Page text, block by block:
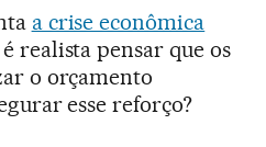
a crise econômica
é realista pensar que os
o orçamento
esse reforço?